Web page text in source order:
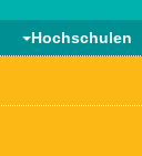
Hochschulen